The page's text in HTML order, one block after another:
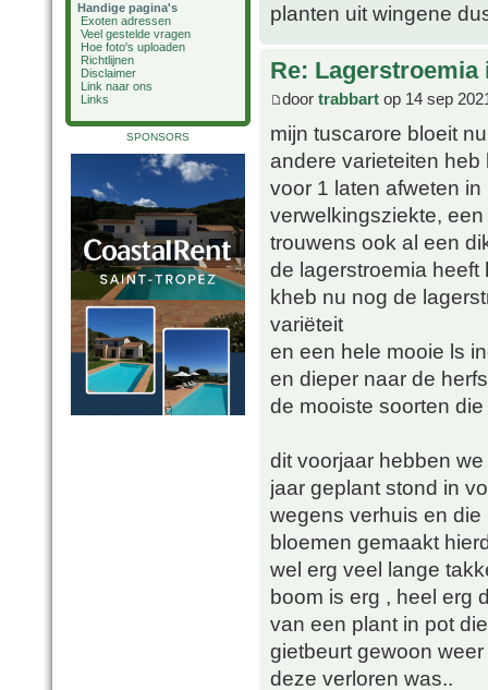
Handige pagina's
Exoten adressen
Veel gestelde vragen
Hoe foto's uploaden
Richtlijnen
Disclaimer
Link naar ons
Links
SPONSORS
planten uit wingene
Re:
door trabbart op 14 sep
mijn tuscarore bloeit
andere varieteiten
voor 1 laten afweten
verwelkingsziekte,
trouwens ook al een
de lagerstroemia heeft
kheb nu nog de
variëteit
en een hele mooie ls
en dieper naar de
de mooiste soorten
dit voorjaar hebben
jaar geplant stond in
wegens verhuis en
bloemen gemaakt
wel erg veel lange
boom is erg , heel erg
van een plant in pot
gietbeurt gewoon
deze verloren was..